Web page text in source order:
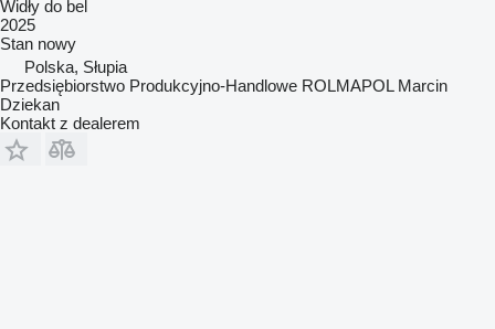
Widły do bel
2025
Stan nowy
Polska, Słupia
Przedsiębiorstwo Produkcyjno-Handlowe ROLMAPOL Marcin
Dziekan
Kontakt z dealerem